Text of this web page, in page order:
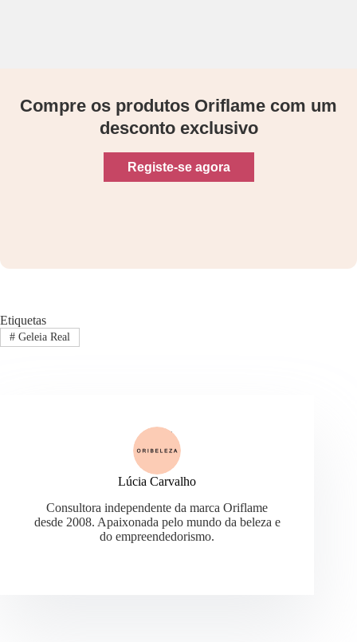
Compre os produtos Oriflame com um
desconto exclusivo
Registe-se agora
Etiquetas
#Geleia Real
Lúcia Carvalho
Consultora independente da marca Oriflame
desde 2008. Apaixonada pelo mundo da beleza e
do empreendedorismo.